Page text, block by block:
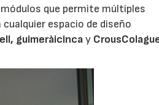
que permite múltiples
espacio de diseño
guimeràicincay